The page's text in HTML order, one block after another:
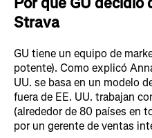
Strava
GU tiene un equipo de
potente). Como explicó
UU. se basa en un modelo
fuera de EE. UU. trabajan
(alrededor de 80 países en
por un gerente de ventas